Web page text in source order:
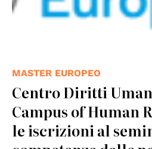
MASTER EUROPEO
Centro Diritti
Campus of Human
le iscrizioni al